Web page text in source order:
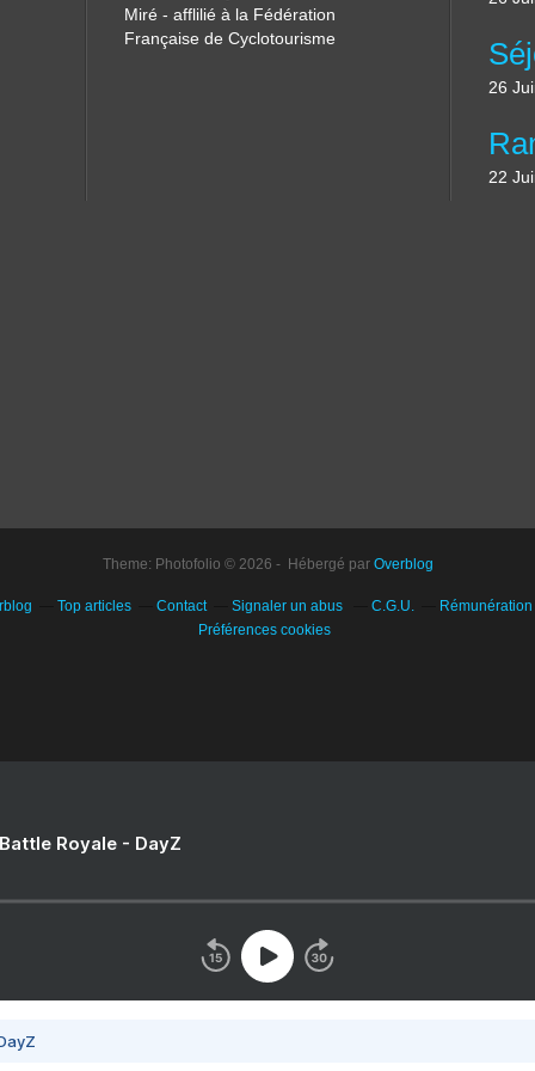
Miré - afflilié à la Fédération
Française de Cyclotourisme
26
22
Theme: Photofolio © 2026 - Hébergé par Overblog
Top articles Contact Signaler un abus C.G.U.
Préférences cookies
Royale - DayZ